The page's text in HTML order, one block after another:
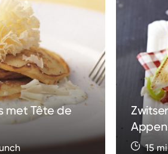
met Tête de
15